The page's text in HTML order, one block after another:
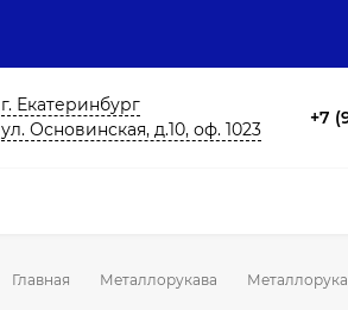
г. Екатеринбург
ул. Основинская, д.10, оф. 1023
+7
Главная Металлорукава